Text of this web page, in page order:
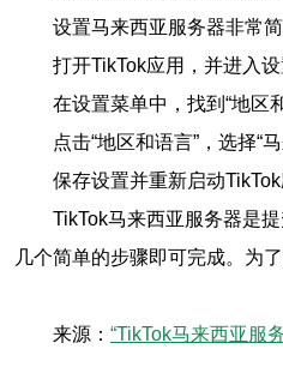
设置马来西亚服务器非常简
打开TikTok应用，并进入设
在设置菜单中，找到“地区
点击“地区和语言”，选择“
保存设置并重新启动TikTok
TikTok马来西亚服务器是
几个简单的步骤即可完成。为
来源： “TikTok马来西亚服